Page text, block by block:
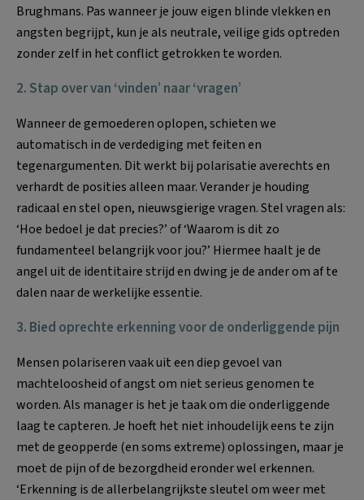
Brughmans. Pas wanneer je jouw eigen blinde vlekken en
angsten begrijpt, kun je als neutrale, veilige gids optreden
zonder zelf in het conflict getrokken te worden.
2. Stap over van ‘vinden’ naar ‘vragen’
Wanneer de gemoederen oplopen, schieten we
automatisch in de verdediging met feiten en
tegenargumenten. Dit werkt bij polarisatie averechts en
verhardt de posities alleen maar. Verander je houding
radicaal en stel open, nieuwsgierige vragen. Stel vragen als:
‘Hoe bedoel je dat precies?’ of ‘Waarom is dit zo
fundamenteel belangrijk voor jou?’ Hiermee haalt je de
angel uit de identitaire strijd en dwing je de ander om af te
dalen naar de werkelijke essentie.
3. Bied oprechte erkenning voor de onderliggende pijn
Mensen polariseren vaak uit een diep gevoel van
machteloosheid of angst om niet serieus genomen te
worden. Als manager is het je taak om die onderliggende
laag te capteren. Je hoeft het niet inhoudelijk eens te zijn
met de geopperde (en soms extreme) oplossingen, maar je
moet de pijn of de bezorgdheid eronder wel erkennen.
‘Erkenning is de allerbelangrijkste sleutel om weer met